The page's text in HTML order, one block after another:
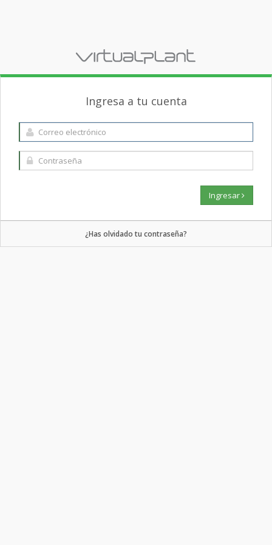
Ingresa a tu cuenta
Ingresar
¿Has olvidado tu contraseña?